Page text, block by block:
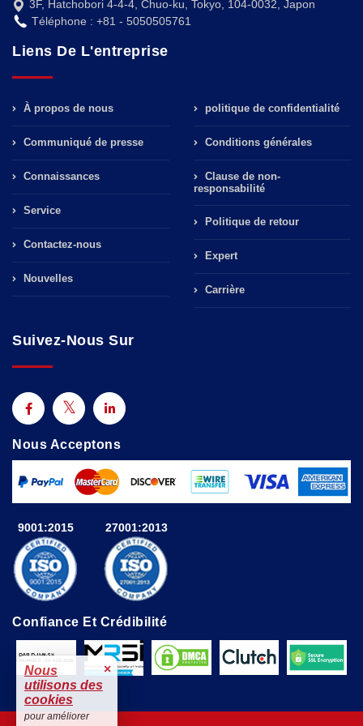
3F, Hatchobori 4-4-4, Chuo-ku, Tokyo, 104-0032, Japon
Téléphone : +81 - 5050505761
Liens De L'entreprise
À propos de nous
Communiqué de presse
Connaissances
Service
Contactez-nous
Nouvelles
politique de confidentialité
Conditions générales
Clause de non-
responsabilité
Politique de retour
Expert
Carrière
Suivez-Nous Sur
Nous Acceptons
9001:2015 27001:2013
Confiance Et Crédibilité
Nous
utilisons des
cookies
×
pour améliorer